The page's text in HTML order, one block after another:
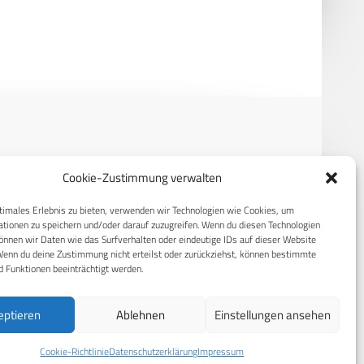
Cookie-Zustimmung verwalten
Erlebnis zu bieten, verwenden wir Technologien wie Cookies, um
zu speichern und/oder darauf zuzugreifen. Wenn du diesen Technologien
wir Daten wie das Surfverhalten oder eindeutige IDs auf dieser Website
du deine Zustimmung nicht erteilst oder zurückziehst, können bestimmte
Funktionen beeinträchtigt werden.
Ablehnen Einstellungen ansehen
Cookie-RichtlinieDatenschutzerklärungImpressum
RECHTLICHES
Datenschutzerklärung
Cookie-Richtlinie (EU)
AGB
Impressum